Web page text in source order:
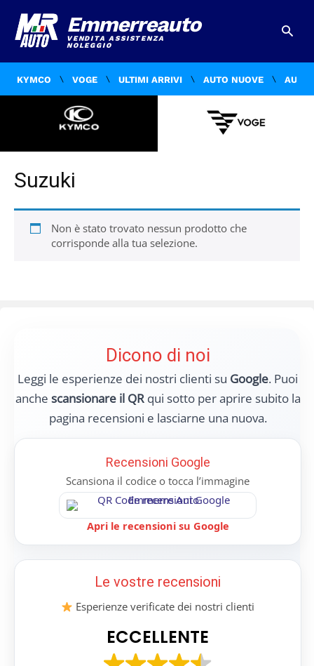
Emmerreauto
VENDITA ASSISTENZA
NOLEGGIO
KYMCO VOGE ULTIMI ARRIVI AUTO NUOVE AUTO
Suzuki
Non è stato trovato nessun prodotto che
corrisponde alla tua selezione.
Dicono di noi
Leggi le esperienze dei nostri clienti su Google. Puoi
anche scansionare il QRqui sotto per aprire subito la
pagina recensioni e lasciarne una nuova.
Recensioni Google
Scansiona il codice o tocca l’immagine
Apri le recensioni su Google
Le vostre recensioni
Esperienze verificate dei nostri clienti
ECCELLENTE